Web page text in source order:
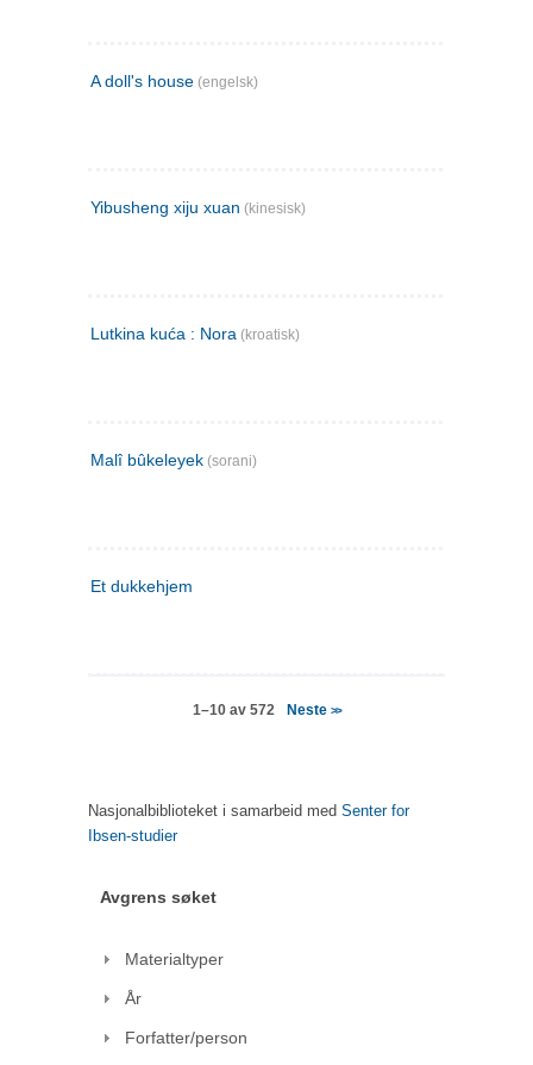
A doll's house (engelsk)
Yibusheng xiju xuan (kinesisk)
Lutkina kuća : Nora (kroatisk)
Malî bûkeleyek (sorani)
Et dukkehjem
1–10 av 572 Neste >>
Nasjonalbiblioteket i samarbeid med Senter for
Ibsen-studier
Avgrens søket
Materialtyper
År
Forfatter/person